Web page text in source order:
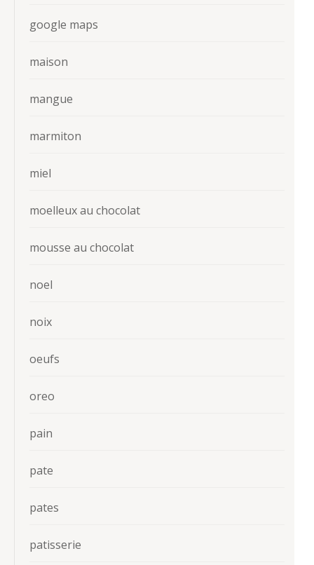
google maps
maison
mangue
marmiton
miel
moelleux au chocolat
mousse au chocolat
noel
noix
oeufs
oreo
pain
pate
pates
patisserie